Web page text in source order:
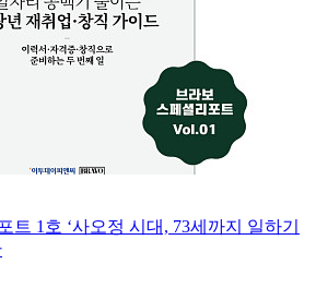
트 1호 ‘사오정 시대, 73세까지 일하기